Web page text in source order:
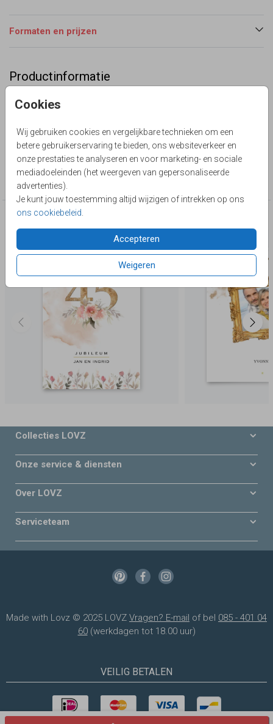
Cookies
Wij gebruiken cookies en vergelijkbare technieken om een
betere gebruikerservaring te bieden, ons websiteverkeer en
onze prestaties te analyseren en voor marketing- en sociale
mediadoeleinden (het weergeven van gepersonaliseerde
advertenties).
Je kunt jouw toestemming altijd wijzigen of intrekken op ons
ons cookiebeleid
Accepteren
Weigeren
Formaten en prijzen
Productinformatie
Omschrijving
met hout print, linnen, leer en foto. In landelijke stijl.
Lievez
Collectie
45 jaar getrouwd
Deze producten zijn wellicht ook iets voor je
Collecties LOVZ
Onze service & diensten
Over LOVZ
Serviceteam
Made with Lovz © 2025 LOVZ Vragen? E-mail of bel 085 - 401 04
60(werkdagen tot 18.00 uur)
VEILIG BETALEN